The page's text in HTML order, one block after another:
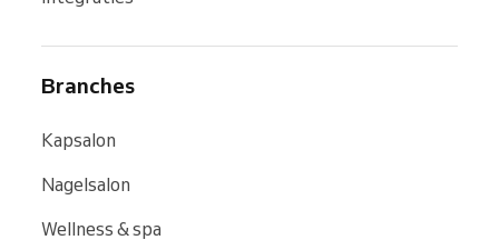
Branches
Kapsalon
Nagelsalon
Wellness & spa